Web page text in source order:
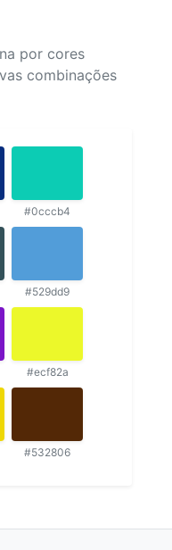
por cores
combinações
#0cccb4
#529dd9
#ecf82a
#532806